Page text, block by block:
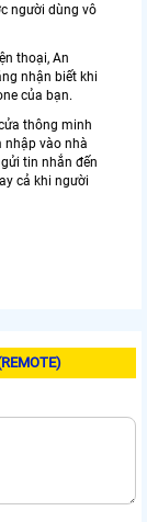
người dùng vô
thoại, An
nhận biết khi
của bạn.
thông minh
nhập vào nhà
tin nhắn đến
cả khi người